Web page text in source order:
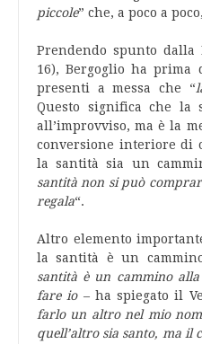
piccole” che, a poco a
Prendendo spunto dalla
16), Bergoglio ha prima
presenti a messa che “
Questo significa che la
all’improvviso, ma è la
conversione interiore di
la santità sia un
santità non si può
regala“.
Altro elemento
la santità è un
santità è un cammino
fare io– ha spiegato il
farlo un altro nel mio
quell’altro sia santo, ma il